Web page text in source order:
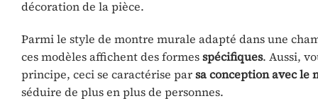
décoration de la pièce.
Parmi le style de montre murale adapté dans une
ces modèles affichent des formesspécifiques. Aussi,
principe, ceci se caractérise parsa conception avec le
séduire de plus en plus de personnes.